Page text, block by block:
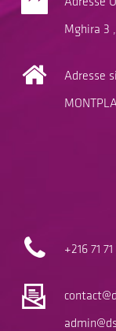
Mghira 3
Adresse
+216 7171